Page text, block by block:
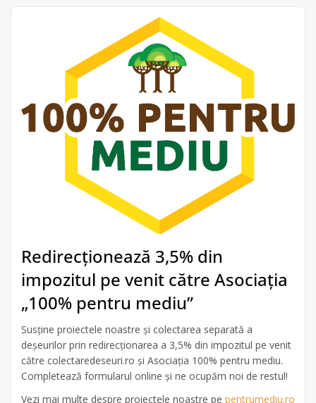
Redirecționează 3,5% din
impozitul pe venit către Asociația
„100% pentru mediu”
Susține proiectele noastre și colectarea separată a
deșeurilor prin redirecționarea a 3,5% din impozitul pe venit
către colectaredeseuri.ro și Asociația 100% pentru mediu.
Completează formularul online și ne ocupăm noi de restul!
Vezi mai multe despre proiectele noastre pe pentrumediu.ro